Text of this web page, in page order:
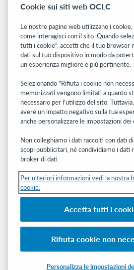
Dashboard di stato del sistema
Siti correlati
OCLC.org
BibFormats
Community
Ricerca
WebJunction
Rete sviluppatori
Ricevi gli ultimi aggiornamenti di
ricerche, eventi e molto altro
nella tua casella di posta.
Subscribe now
© 2026 OCLC Marchi e/o marchi di
Cookie sui siti web OCLC
Le nostre pagine web utilizzano i
come interagisci con il sito. Quando
tutti i cookie", accetti che il tuo browser
dati sul tuo dispositivo in modo da
un'esperienza migliore e più pertinente.
Selezionando "Rifiuta i cookie non
memorizzati vengono limitati a quanto
necessario per l'utilizzo del sito.
avere un impatto negativo sulla tua
anche personalizzare le impostazioni dei
Non colleghiamo i dati raccolti con dati
scopi pubblicitari, né condividiamo i dati
broker di dati.
Per ulteriori informazioni vedi la nostra
cookie.
Accetta tutti i
Rifiuta cookie non
Personalizza le impostazioni